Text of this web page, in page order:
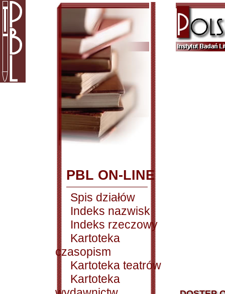
PBL ON-LINE
Spis działów
Indeks nazwisk
Indeks rzeczowy
Kartoteka
czasopism
Kartoteka teatrów
Kartoteka